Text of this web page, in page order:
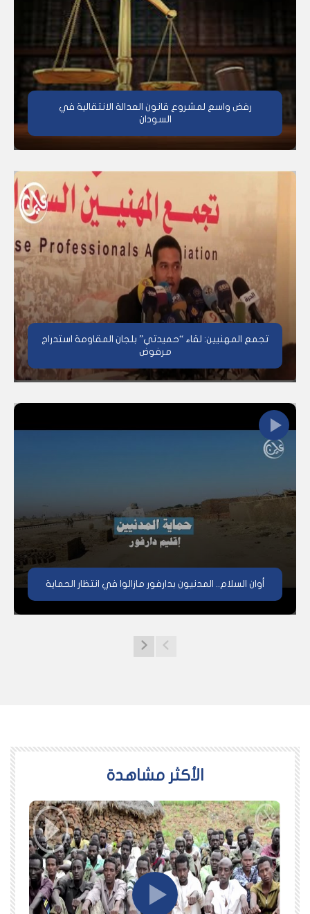
رفض واسع لمشروع قانون العدالة الانتقالية في
السودان
تجمع المهنيين: لقاء “حميدتي” بلجان المقاومة استدراج
مرفوض
أوان السلام.. المدنيون بدارفور مازالوا في انتظار الحماية
اﻷكثر مشاهدة